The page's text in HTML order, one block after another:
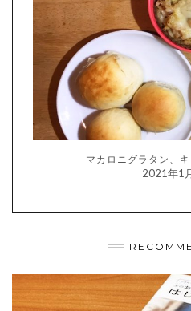
マカロニグラタン、
2021年1